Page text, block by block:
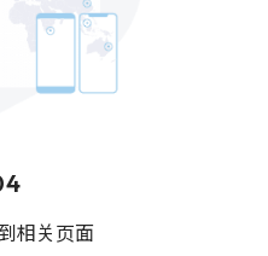
相关页面